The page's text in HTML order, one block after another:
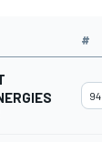
#
94